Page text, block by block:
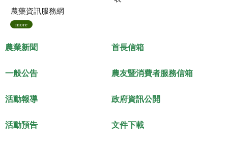
農藥資訊服務網
more
農業新聞
一般公告
活動報導
活動預告
首長信箱
農友暨消費者服務信箱
政府資訊公開
文件下載